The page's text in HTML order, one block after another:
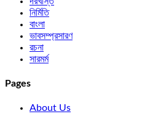
নির্মিতি
বাংলা
ভাবসম্প্রসারণ
রচনা
সারমর্ম
Pages
About Us